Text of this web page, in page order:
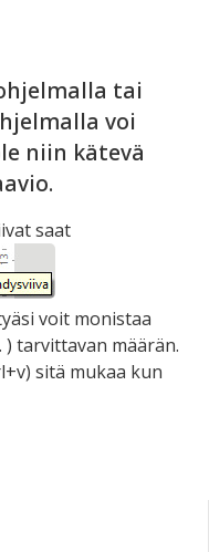
tai
voi
niin kätevä
saat
voit monistaa
tarvittavan määrän.
sitä mukaa kun